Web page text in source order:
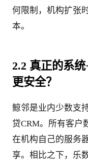
何限制，机构扩张
本。
2.2 真正的系
更安全？
鲸邻是业内少数支
贷CRM。所有客户
在机构自己的服务
享。相比之下，乐